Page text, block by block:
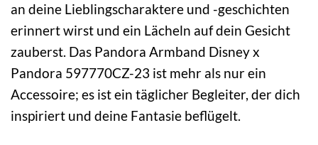
an deine Lieblingscharaktere und -geschichten
erinnert wirst und ein Lächeln auf dein Gesicht
zauberst. Das Pandora Armband Disney x
Pandora 597770CZ-23 ist mehr als nur ein
Accessoire; es ist ein täglicher Begleiter, der dich
inspiriert und deine Fantasie beflügelt.